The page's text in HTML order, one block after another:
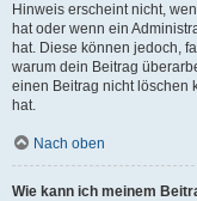
Hinweis erscheint nicht,
hat oder wenn ein
hat. Diese können jedoch,
warum dein Beitrag
einen Beitrag nicht löschen
hat.
Nach oben
Wie kann ich meinem